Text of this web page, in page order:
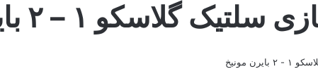
گلاسکو ۱ – ۲ بایرن مونیخ